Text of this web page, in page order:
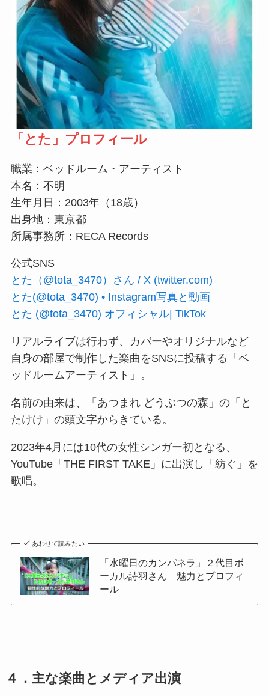
「とた 」プロフィール
職業：ベッドルーム・アーティスト
本名：不明
生年月日：2003年（18歳）
出身地：東京都
所属事務所：RECA Records
公式SNS
とた（@tota_3470）さん / X (twitter.com)
とた(@tota_3470) • Instagram写真と動画
とた (@tota_3470) オフィシャル| TikTok
リアルライブは行わず、カバーやオリジナルなど
自身の部屋で制作した楽曲をSNSに投稿する「ベ
ッドルームアーティスト」。
名前の由来は、「あつまれ どうぶつの森」の「と
たけけ」の頭文字からきている。
2023年4月には10代の女性シンガー初となる、
YouTube「THE FIRST TAKE」に出演し「紡ぐ」を
歌唱。
あわせて読みたい
「水曜日のカンパネラ」２代目ボ
ーカル詩羽さん 魅力とプロフィ
ール
４．主な楽曲とメディア出演